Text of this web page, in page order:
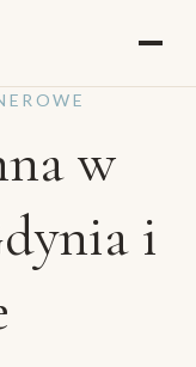
w
i